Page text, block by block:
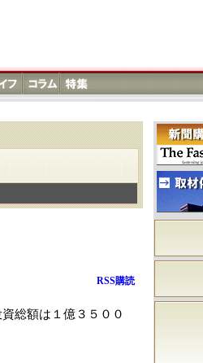
RSS購読
総額は１億３５００